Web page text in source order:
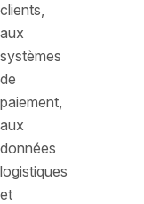
clients,
aux
systèmes
de
paiement,
aux
données
logistiques
et